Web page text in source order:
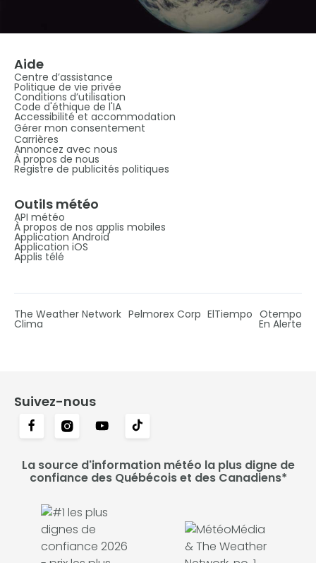
Aide
Centre d’assistance
Politique de vie privée
Conditions d’utilisation
Code d'éthique de l'IA
Accessibilité et accommodation
Gérer mon consentement
Carrières
Annoncez avec nous
À propos de nous
Registre de publicités politiques
Outils météo
API météo
À propos de nos applis mobiles
Application Android
Application iOS
Applis télé
The Weather Network Pelmorex Corp ElTiempo Otempo
Clima En Alerte
Suivez-nous
La source d'information météo la plus digne de
confiance des Québécois et des Canadiens*